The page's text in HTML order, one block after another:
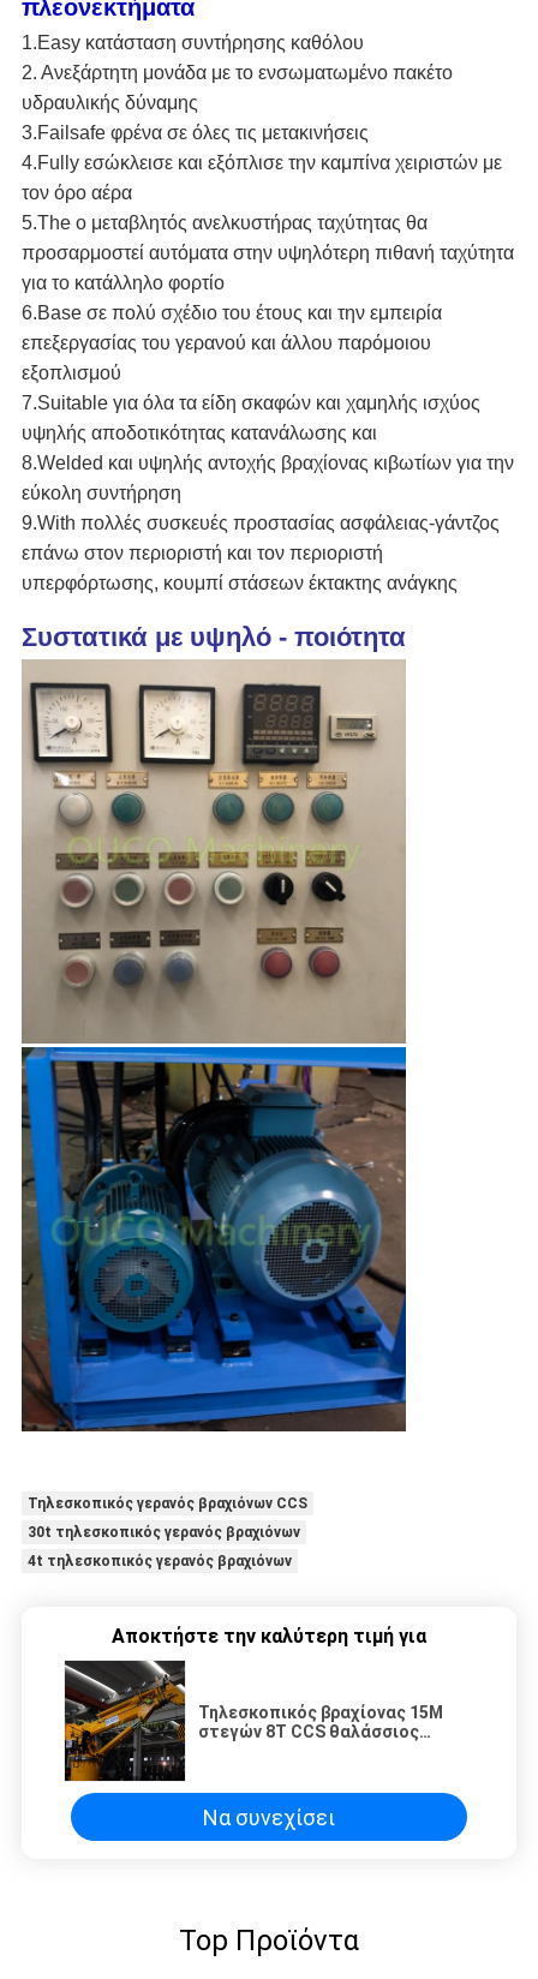
πλεονεκτήματα
1.Easy κατάσταση συντήρησης καθόλου
2. Ανεξάρτητη μονάδα με το ενσωματωμένο πακέτο
υδραυλικής δύναμης
3.Failsafe φρένα σε όλες τις μετακινήσεις
4.Fully εσώκλεισε και εξόπλισε την καμπίνα χειριστών με
τον όρο αέρα
5.The ο μεταβλητός ανελκυστήρας ταχύτητας θα
προσαρμοστεί αυτόματα στην υψηλότερη πιθανή ταχύτητα
για το κατάλληλο φορτίο
6.Base σε πολύ σχέδιο του έτους και την εμπειρία
επεξεργασίας του γερανού και άλλου παρόμοιου
εξοπλισμού
7.Suitable για όλα τα είδη σκαφών και χαμηλής ισχύος
υψηλής αποδοτικότητας κατανάλωσης και
8.Welded και υψηλής αντοχής βραχίονας κιβωτίων για την
εύκολη συντήρηση
9.With πολλές συσκευές προστασίας ασφάλειας-γάντζος
επάνω στον περιοριστή και τον περιοριστή
υπερφόρτωσης, κουμπί στάσεων έκτακτης ανάγκης
Συστατικά με υψηλό - ποιότητα
Τηλεσκοπικός γερανός βραχιόνων CCS
30t τηλεσκοπικός γερανός βραχιόνων
4t τηλεσκοπικός γερανός βραχιόνων
Αποκτήστε την καλύτερη τιμή για
Τηλεσκοπικός βραχίονας 15M
στεγών 8T CCS θαλάσσιος
Να συνεχίσει
Top Προϊόντα